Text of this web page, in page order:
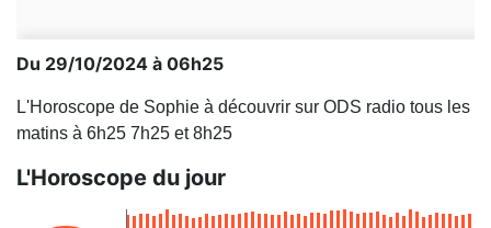
Du 29/10/2024 à 06h25
L'Horoscope de Sophie à découvrir sur ODS radio tous les
matins à 6h25 7h25 et 8h25
L'Horoscope du jour